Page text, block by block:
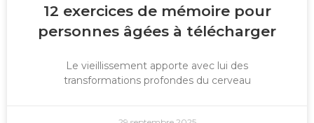
12 exercices de mémoire pour
personnes âgées à télécharger
Le vieillissement apporte avec lui des
transformations profondes du cerveau